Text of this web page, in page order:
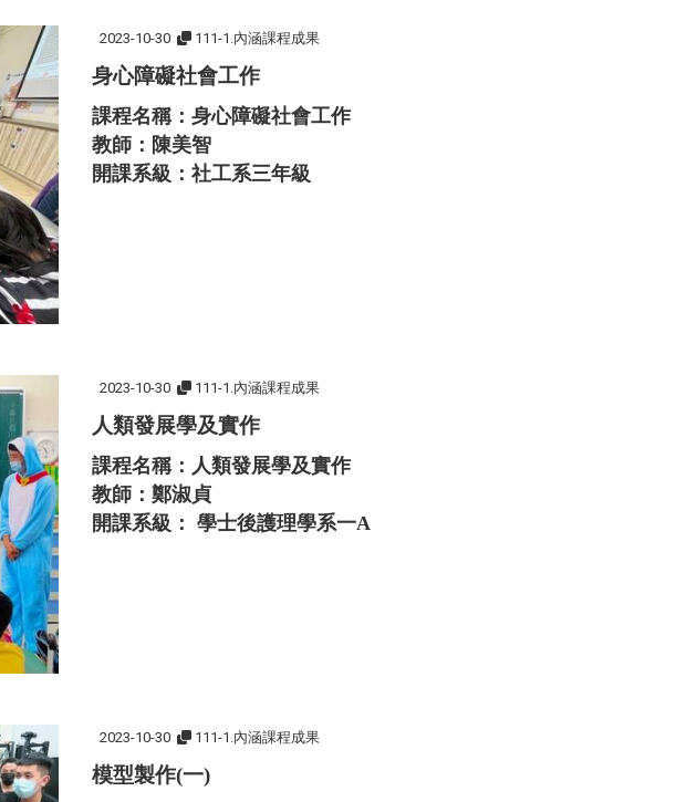
2023-10-30 111-1.內涵課程成果
身心障礙社會工作
課程名稱：身心障礙社會工作
教師：陳美智
開課系級：社工系三年級
2023-10-30 111-1.內涵課程成果
人類發展學及實作
課程名稱：人類發展學及實作
教師：鄭淑貞
開課系級： 學士後護理學系一A
2023-10-30 111-1.內涵課程成果
模型製作(一)